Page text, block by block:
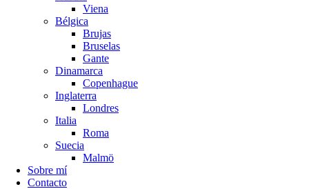
Viena
Bélgica
Brujas
Bruselas
Gante
Dinamarca
Copenhague
Inglaterra
Londres
Italia
Roma
Suecia
Malmö
Sobre mí
Contacto